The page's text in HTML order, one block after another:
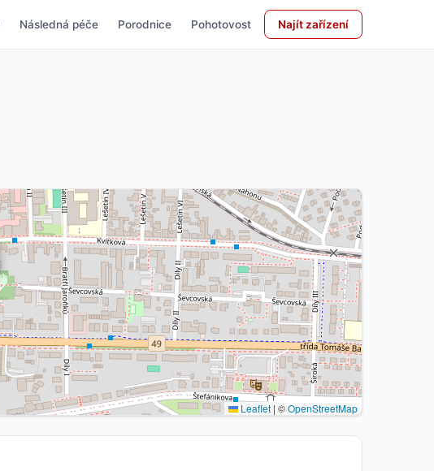
Následná péče Porodnice Pohotovost Najít zařízení
Leaflet | ©OpenStreetMap